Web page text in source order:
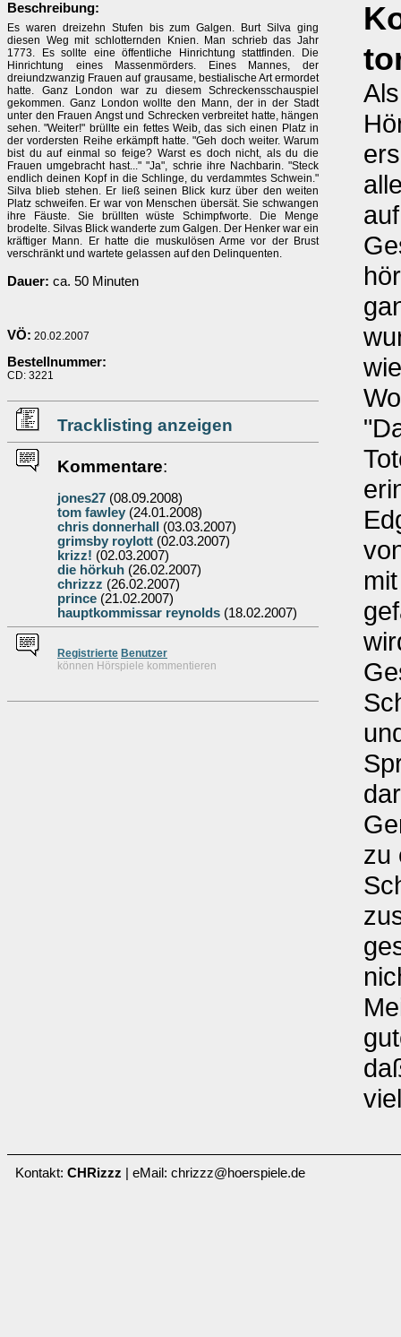
Beschreibung:
Es waren dreizehn Stufen bis zum Galgen. Burt Silva ging
diesen Weg mit schlotternden Knien. Man schrieb das Jahr
1773. Es sollte eine öffentliche Hinrichtung stattfinden. Die
Hinrichtung eines Massenmörders. Eines Mannes, der
dreiundzwanzig Frauen auf grausame, bestialische Art ermordet
hatte. Ganz London war zu diesem Schreckensschauspiel
gekommen. Ganz London wollte den Mann, der in der Stadt
unter den Frauen Angst und Schrecken verbreitet hatte, hängen
sehen. "Weiter!" brüllte ein fettes Weib, das sich einen Platz in
der vordersten Reihe erkämpft hatte. "Geh doch weiter. Warum
bist du auf einmal so feige? Warst es doch nicht, als du die
Frauen umgebracht hast..." "Ja", schrie ihre Nachbarin. "Steck
endlich deinen Kopf in die Schlinge, du verdammtes Schwein."
Silva blieb stehen. Er ließ seinen Blick kurz über den weiten
Platz schweifen. Er war von Menschen übersät. Sie schwangen
ihre Fäuste. Sie brüllten wüste Schimpfworte. Die Menge
brodelte. Silvas Blick wanderte zum Galgen. Der Henker war ein
kräftiger Mann. Er hatte die muskulösen Arme vor der Brust
verschränkt und wartete gelassen auf den Delinquenten.
Dauer: ca. 50 Minuten
VÖ: 20.02.2007
Bestellnummer:
CD: 3221
Tracklisting anzeigen
Kommentare:
jones27 (08.09.2008)
tom fawley (24.01.2008)
chris donnerhall
(03.03.2007)
grimsby roylott (02.03.2007)
krizz! (02.03.2007)
die hörkuh (26.02.2007)
chrizzz (26.02.2007)
prince (21.02.2007)
hauptkommissar reynolds (18.02.2007)
Registrierte Benutzer
können Hörspiele kommentieren
zu
Kontakt: CHRizzz | eMail: chrizzz@hoerspiele.de